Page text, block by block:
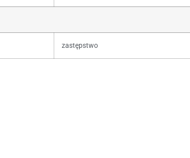
zastępstwo